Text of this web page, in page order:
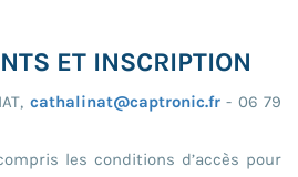
ET INSCRIPTION
cathalinat@captronic.fr- 06 79
les conditions d’accès pour